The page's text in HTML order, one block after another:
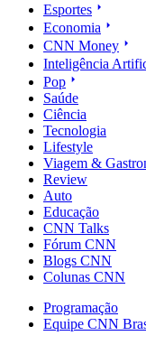
Esportes
Economia
CNN Money
Inteligência
Pop
Saúde
Ciência
Tecnologia
Lifestyle
Viagem &
Review
Auto
Educação
CNN Talks
Fórum CNN
Blogs CNN
Colunas CNN
Programação
Equipe CNN